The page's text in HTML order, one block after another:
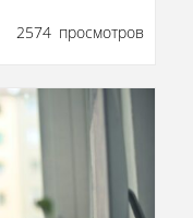
2574 просмотров